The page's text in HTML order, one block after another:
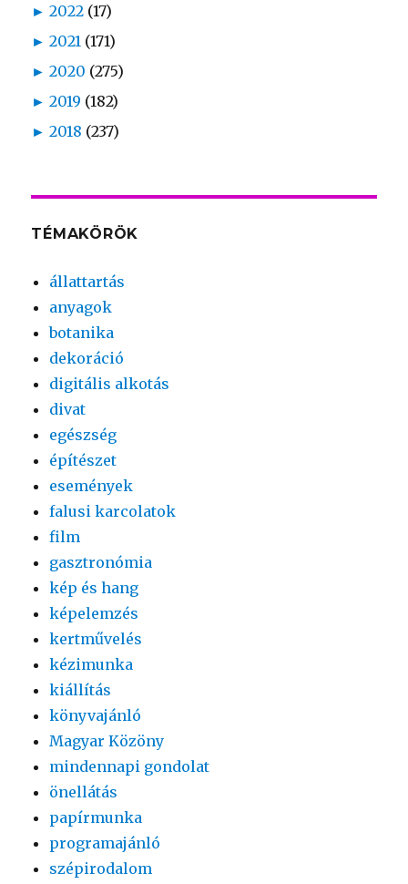
► 2022 (17)
► 2021 (171)
► 2020 (275)
► 2019 (182)
► 2018 (237)
TÉMAKÖRÖK
állattartás
anyagok
botanika
dekoráció
digitális alkotás
divat
egészség
építészet
események
falusi karcolatok
film
gasztronómia
kép és hang
képelemzés
kertművelés
kézimunka
kiállítás
könyvajánló
Magyar Közöny
mindennapi gondolat
önellátás
papírmunka
programajánló
szépirodalom